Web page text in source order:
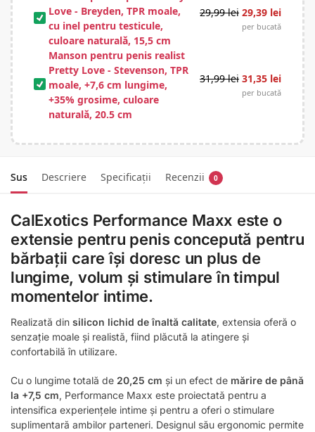
Love - Breyden, TPR moale,
cu inel pentru testicule,
culoare naturală, 15,5 cm
29,99lei 29,39 lei
per bucată
Manson pentru penis realist
Pretty Love - Stevenson, TPR
moale, +7,6 cm lungime,
+35% grosime, culoare
naturală, 20.5 cm
31,99lei 31,35 lei
per bucată
Sus Descriere Specificații Recenzii 0
CalExotics Performance Maxx este o
extensie pentru penis concepută pentru
bărbații care își doresc un plus de
lungime, volum și stimulare în timpul
momentelor intime.
Realizată din silicon lichid de înaltă calitate, extensia oferă o
senzație moale și realistă, fiind plăcută la atingere și
confortabilă în utilizare.
Cu o lungime totală de 20,25 cm și un efect de mărire de până
la +7,5 cm, Performance Maxx este proiectată pentru a
intensifica experiențele intime și pentru a oferi o stimulare
suplimentară ambilor parteneri. Designul său ergonomic permite